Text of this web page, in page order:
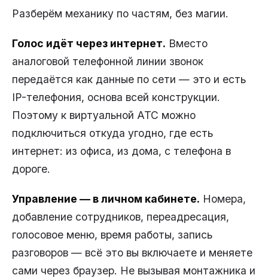
Разберём механику по частям, без магии.
Голос идёт через интернет. Вместо
аналоговой телефонной линии звонок
передаётся как данные по сети — это и есть
IP-телефония, основа всей конструкции.
Поэтому к виртуальной АТС можно
подключиться откуда угодно, где есть
интернет: из офиса, из дома, с телефона в
дороге.
Управление — в личном кабинете. Номера,
добавление сотрудников, переадресация,
голосовое меню, время работы, запись
разговоров — всё это вы включаете и меняете
сами через браузер. Не вызывая монтажника и